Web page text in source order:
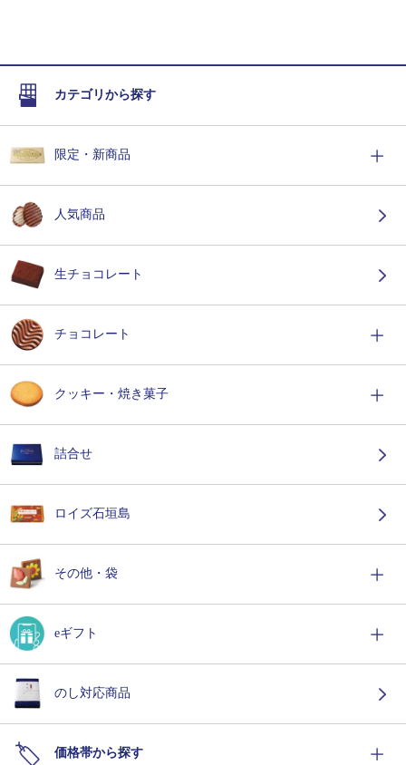
カテゴリから探す
限定・新商品
人気商品
生チョコレート
チョコレート
クッキー・焼き菓子
詰合せ
ロイズ石垣島
その他・袋
eギフト
のし対応商品
価格帯から探す